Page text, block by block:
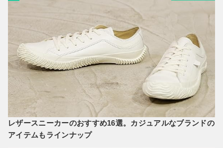
レザースニーカーのおすすめ16選。カジュアルなブランドの
アイテムもラインナップ